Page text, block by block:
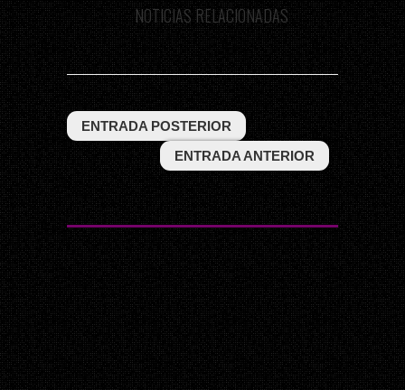
NOTICIAS RELACIONADAS
ENTRADA POSTERIOR
ENTRADA ANTERIOR